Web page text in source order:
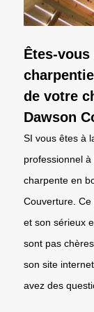
Êtes-
de votre
Dawson
SI vous êtes à
professionnel
charpente en
Couverture.
et son sérieux
sont pas
son site
avez des